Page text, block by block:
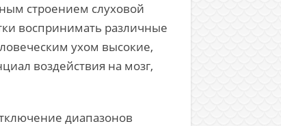
строением слуховой
воспринимать различные
ухом высокие,
воздействия на мозг,
диапазонов